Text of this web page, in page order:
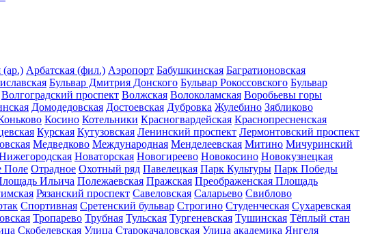
(ар.) Арбатская (фил.) Аэропорт Бабушкинская Багратионовская
Бульвар Дмитрия Донского Бульвар Рокоссовского Бульвар
Волгоградский проспект Волжская Волоколамская Воробьевы горы
Домодедовская Достоевская Дубровка Жулебино Зябликово
Косино Котельники Красногвардейская Краснопресненская
Курская Кутузовская Ленинский проспект Лермонтовский проспект
Медведково Международная Менделеевская Митино Мичуринский
Новаторская Новогиреево Новокосино Новокузнецкая
Поле Отрадное Охотный ряд Павелецкая Парк Культуры Парк Победы
Ильича Полежаевская Пражская Преображенская Площадь
Рязанский проспект Савеловская Саларьево Свиблово
Спортивная Сретенский бульвар Строгино Студенческая Сухаревская
Тропарево Трубная Тульская Тургеневская Тушинская Тёплый стан
Скобелевская Улица Старокачаловская Улица академика Янгеля